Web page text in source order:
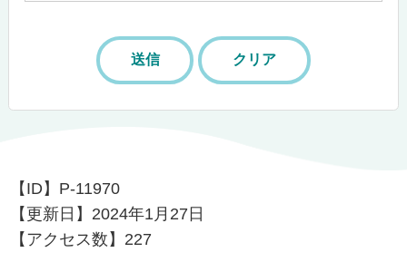
【ID】 P-11970
【更新日】 2024年1月27日
【アクセス数】 227